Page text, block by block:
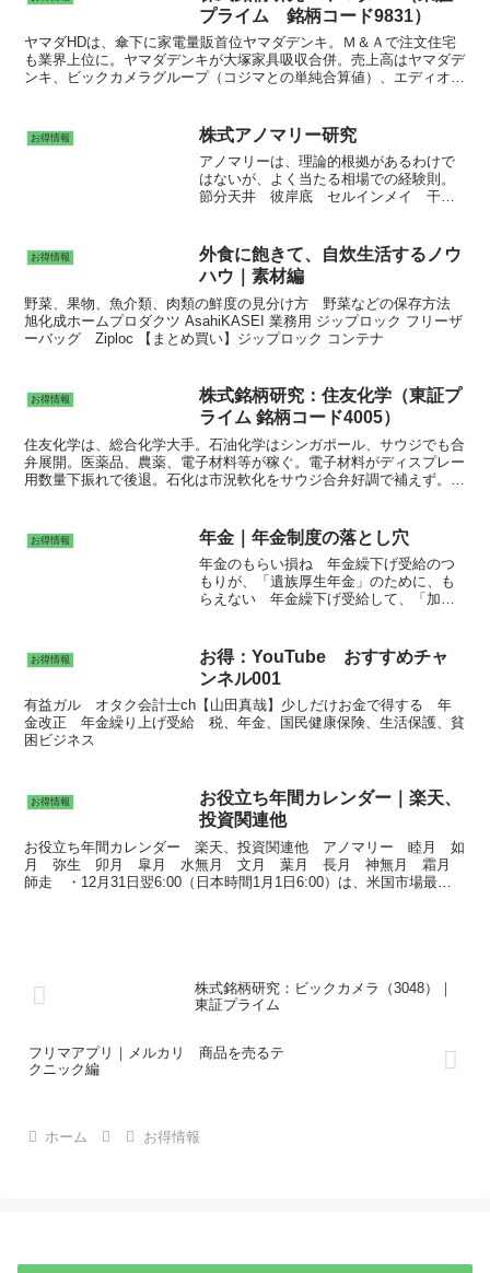
プライム 銘柄コード9831）
ヤマダHDは、傘下に家電量販首位ヤマダデンキ。Ｍ＆Ａで注文住宅
も業界上位に。ヤマダデンキが大塚家具吸収合併。売上高はヤマダデ
ンキ、ビックカメラグループ（コジマとの単純合算値）、エディオン
お得情報 株式アノマリー研究
アノマリーは、理論的根拠があるわけで
はないが、よく当たる相場での経験則。
節分天井 彼岸底 セルインメイ 干支
率。
お得情報
外食に飽きて、自炊生活するノウ
ハウ｜素材編
野菜、果物、魚介類、肉類の鮮度の見分け方 野菜などの保存方法
旭化成ホームプロダクツ AsahiKASEI 業務用 ジップロック フリーザ
ーバッグ Ziploc 【まとめ買い】ジップロック コンテナ
お得情報
株式銘柄研究：住友化学（東証プ
ライム 銘柄コード4005）
住友化学は、総合化学大手。石油化学はシンガポール、サウジでも合
弁展開。医薬品、農薬、電子材料等が稼ぐ。電子材料がディスプレー
用数量下振れで後退。石化は市況軟化をサウジ合弁好調で補えず。医
お得情報 年金｜年金制度の落とし穴
年金のもらい損ね 年金繰下げ受給のつ
もりが、「遺族厚生年金」のために、も
らえない 年金繰下げ受給して、「加給
下げ受給のデメリット 受給開始までの
不測の出費に耐えられない 注意点｜在
職老齢年金の支給停止、年金収入と負担
額を把握による正確な生活設計、夫婦世
帯は、加給年金や振替加算の有無で世帯
下げになる、特例的に支給事由が異なる2
つ以上の年金が受けられる
お得情報
お得：YouTube おすすめチャ
ンネル001
有益ガル オタク会計士ch【山田真哉】少しだけお金で得する 年
金改正 年金繰り上げ受給 税、年金、国民健康保険、生活保護、貧
困ビジネス
お得情報
お役立ち年間カレンダー｜楽天、
投資関連他
お役立ち年間カレンダー 楽天、投資関連他 アノマリー 睦月 如
月 弥生 卯月 皐月 水無月 文月 葉月 長月 神無月 霜月
師走 ・12月31日翌6:00（日本時間1月1日6:00）は、米国市場最終
株式銘柄研究：ビックカメラ（3048）｜
東証プライム
フリマアプリ｜メルカリ 商品を売るテ
クニック編
ホーム お得情報